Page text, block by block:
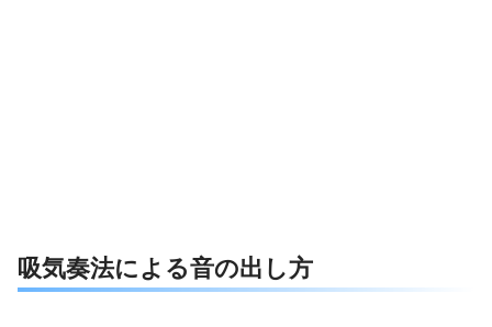
吸気奏法による音の出し方